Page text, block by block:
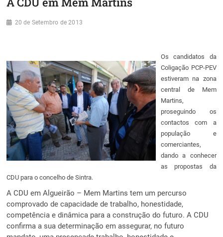
20 de Setembro de 2013
Os candidatos da
Coligação PCP-PEV
estiveram na zona
central de Mem
Martins,
proseguindo os
contactos com a
população e
comerciantes,
dando a conhecer
as propostas da
CDU para o concelho de Sintra.
A CDU em Algueirão – Mem Martins tem um percurso
comprovado de capacidade de trabalho, honestidade,
competência e dinâmica para a construção do futuro. A CDU
confirma a sua determinação em assegurar, no futuro